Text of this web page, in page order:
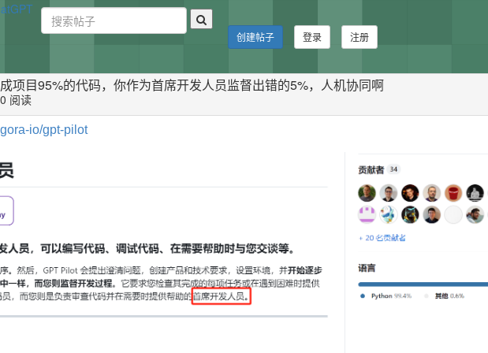
创建帖子 登录 注册
项目95%的代码，你作为首席开发人员监督出错的5%，人机协同啊
阅读
io/gpt-pilot